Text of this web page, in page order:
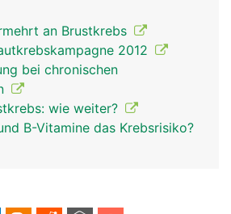
an Brustkrebs
2012
bei chronischen
wie weiter?
B-Vitamine das Krebsrisiko?